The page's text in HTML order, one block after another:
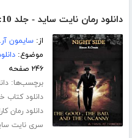
دانلود رمان نایت ساید - جلد 10: خوب، بد و اسرارآمیر
از:سایمون
موضوع:
۲۴۶ صفحه
برچسب‌ها:
دانلود کتاب
دانلود رمان
سری نایت